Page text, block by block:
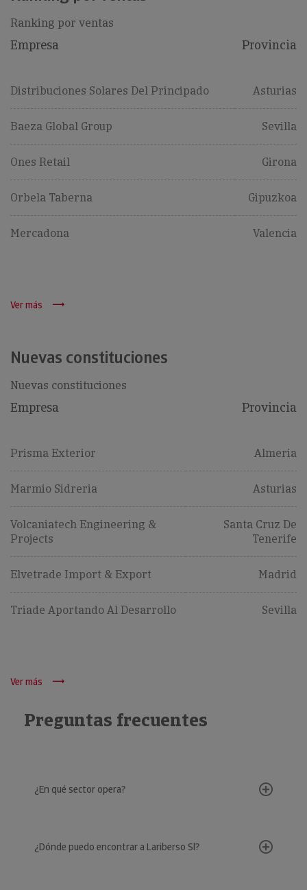
Ranking por ventas
Empresa Provincia
Distribuciones Solares Del Principado Asturias
Baeza Global Group Sevilla
Ones Retail Girona
Orbela Taberna Gipuzkoa
Mercadona Valencia
Ver más
Nuevas constituciones
Nuevas constituciones
Empresa Provincia
Prisma Exterior Almeria
Marmio Sidreria Asturias
Volcaniatech Engineering &
Projects
Santa Cruz De
Tenerife
Elvetrade Import & Export Madrid
Triade Aportando Al Desarrollo Sevilla
Ver más
Preguntas frecuentes
¿En qué sector opera?
¿Dónde puedo encontrar a Lariberso Sl?